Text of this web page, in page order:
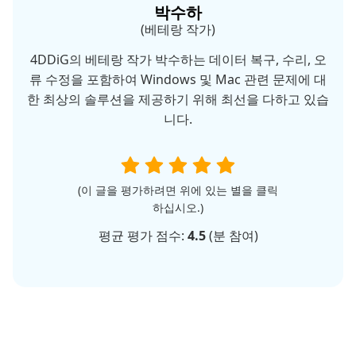
박수하
(베테랑 작가)
4DDiG의 베테랑 작가 박수하는 데이터 복구, 수리, 오
류 수정을 포함하여 Windows 및 Mac 관련 문제에 대
한 최상의 솔루션을 제공하기 위해 최선을 다하고 있습
니다.
(이 글을 평가하려면 위에 있는 별을 클릭
하십시오.)
평균 평가 점수: 4.5(분 참여)